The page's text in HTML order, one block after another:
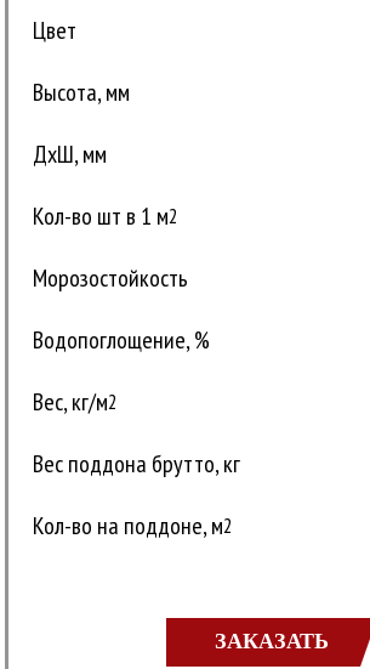
Цвет
Высота, мм
ДxШ, мм
Кол-во шт в 1 м2
Морозостойкость
Водопоглощение, %
Вес, кг/м2
Вес поддона брутто, кг
Кол-во на поддоне, м2
ЗАКАЗАТЬ